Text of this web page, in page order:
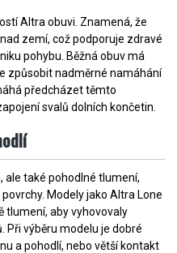
Altra obuvi. Znamená, že
zemí, což podporuje zdravé
pohybu. Běžná obuv má
způsobit nadměrné namáhání
předcházet těmto
svalů dolních končetin.
ale také pohodlné tlumení,
Modely jako Altra Lone
tlumení, aby vyhovovaly
Při výběru modelu je dobré
a pohodlí, nebo větší kontakt